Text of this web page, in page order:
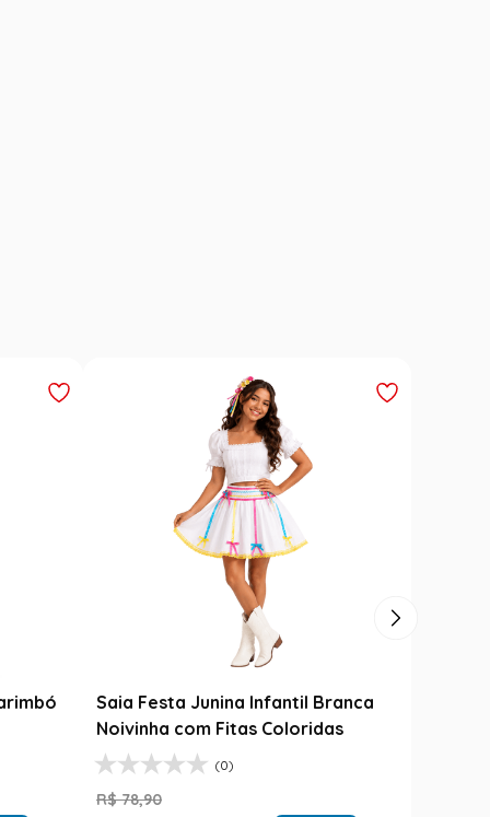
Saia Festa Junina Infantil Branca
Noivinha com Fitas Coloridas
(0)
R$ 78,90